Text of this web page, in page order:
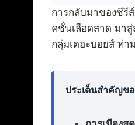
การกลับมาของซีรี
คชั่นเลือดสาด มาสู่
กลุ่มเดอะบอยส์ ท่า
ประเด็นสำคัญข